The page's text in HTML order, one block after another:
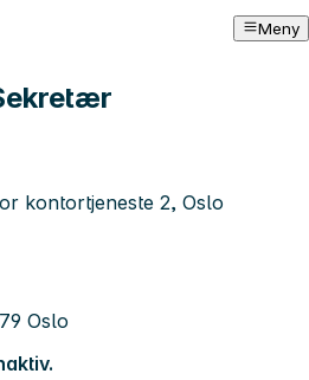
Meny
kontortjeneste 2, Oslo
Oslo